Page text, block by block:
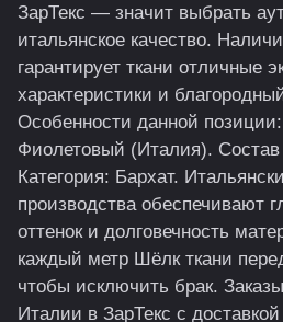
ЗарТекс — значит выбрать
итальянское качество.
гарантирует ткани отличные
характеристики и
Особенности данной
Фиолетовый (Италия).
Категория: Бархат.
производства обеспечивают
оттенок и долговечность
каждый метр Шёлк ткани
чтобы исключить брак.
Италии в ЗарТекс с